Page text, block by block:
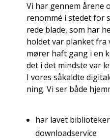
Vi har gen­nem åre­ne
renom­mé i ste­det for
re­de bla­de, som har
hol­det var plan­ket
mø­rer haft gang i en
det i det mind­ste var
I vores såkald­te
ning. Vi ser både
har lavet
down­lo­ad­ser­vi­ce